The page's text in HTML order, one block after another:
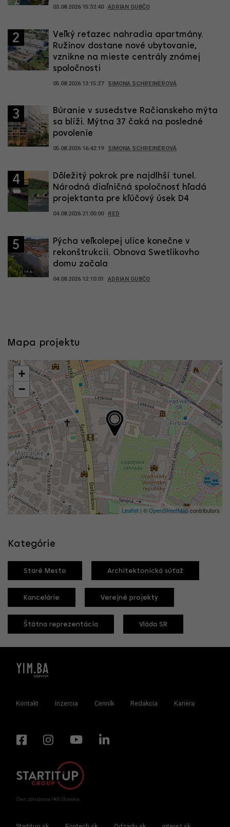
03.08.2026 15:32:40 ADRIAN GUBČO
2
Veľký reťazec nahradia apartmány.
Ružinov dostane nové ubytovanie,
vznikne na mieste centrály známej
spoločnosti
05.08.2026 13:15:27 SIMONA SCHREINEROVÁ
3
Búranie v susedstve Račianskeho mýta
sa blíži. Mýtna 37 čaká na posledné
povolenie
05.08.2026 16:42:19 SIMONA SCHREINEROVÁ
4
Dôležitý pokrok pre najdlhší tunel.
Národná diaľničná spoločnosť hľadá
projektanta pre kľúčový úsek D4
04.08.2026 21:00:00 RED
5
Pýcha veľkolepej ulice konečne v
rekonštrukcii. Obnova Swetlikovho
domu začala
04.08.2026 12:10:01 ADRIAN GUBČO
Mapa projektu
+
−
Leaflet | ©OpenStreetMapcontributors
Kategórie
Staré Mesto Architektonická súťaž
Kancelárie Verejné projekty
Štátna reprezentácia Vláda SR
Kontakt Inzercia Cenník Redakcia Kariéra
Člen združenia IAB Slovakia